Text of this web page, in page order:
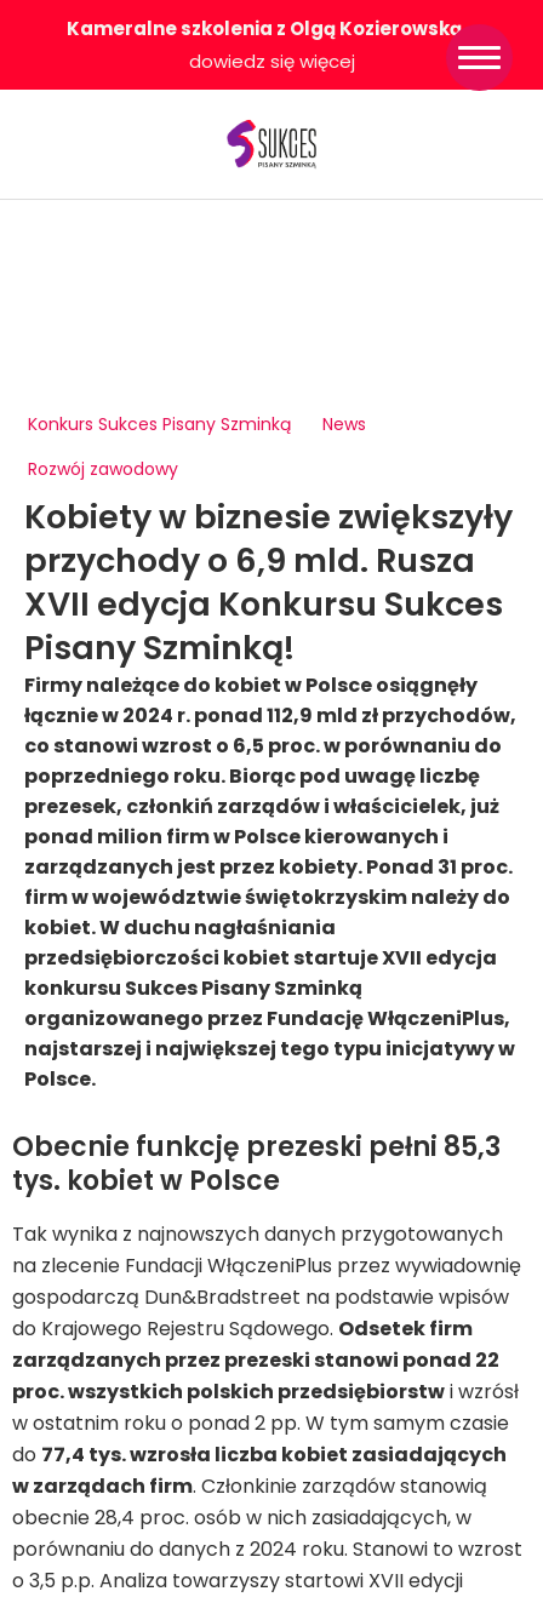
Kameralne szkolenia z Olgą Kozierowską-
dowiedz się więcej
Konkurs Sukces Pisany Szminką
News
Rozwój zawodowy
Kobiety w biznesie zwiększyły
przychody o 6,9 mld. Rusza
XVII edycja Konkursu Sukces
Pisany Szminką!
Firmy należące do kobiet w Polsce osiągnęły
łącznie w 2024 r. ponad 112,9 mld zł przychodów,
co stanowi wzrost o 6,5 proc. w porównaniu do
poprzedniego roku. Biorąc pod uwagę liczbę
prezesek, członkiń zarządów i właścicielek, już
ponad milion firm w Polsce kierowanych i
zarządzanych jest przez kobiety. Ponad 31 proc.
firm w województwie świętokrzyskim należy do
kobiet. W duchu nagłaśniania
przedsiębiorczości kobiet startuje XVII edycja
konkursu Sukces Pisany Szminką
organizowanego przez Fundację WłączeniPlus,
najstarszej i największej tego typu inicjatywy w
Polsce.
Obecnie funkcję prezeski pełni 85,3
tys. kobiet w Polsce
Tak wynika z najnowszych danych przygotowanych
na zlecenie Fundacji WłączeniPlus przez wywiadownię
gospodarczą Dun&Bradstreet na podstawie wpisów
do Krajowego Rejestru Sądowego. Odsetek firm
zarządzanych przez prezeski stanowi ponad 22
proc. wszystkich polskich przedsiębiorstwi wzrósł
w ostatnim roku o ponad 2 pp. W tym samym czasie
do 77,4 tys. wzrosła liczba kobiet zasiadających
w zarządach firm. Członkinie zarządów stanowią
obecnie 28,4 proc. osób w nich zasiadających, w
porównaniu do danych z 2024 roku. Stanowi to wzrost
o 3,5 p.p. Analiza towarzyszy startowi XVII edycji
Strona główna
Konkurs Sukces